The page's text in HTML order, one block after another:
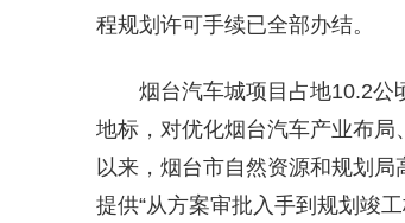
程规划许可手续已全部办结。
烟台汽车城项目占地10.2公
地标，对优化烟台汽车产业布
以来，烟台市自然资源和规划
提供“从方案审批入手到规划竣